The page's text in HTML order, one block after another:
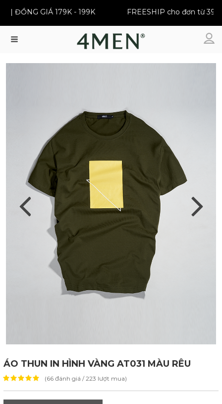
ĐỒNG GIÁ 179K - 199K FREESHIP cho đơn từ 399K
ÁO THUN IN HÌNH VÀNG AT031 MÀU RÊU
(66 đánh giá / 223 lượt mua)